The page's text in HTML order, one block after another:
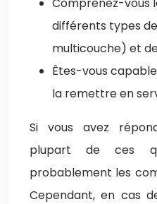
différents types de
multicouche) et
Êtes-vous
la remettre en
Si vous avez
plupart de ces
probablement les
Cependant, en cas